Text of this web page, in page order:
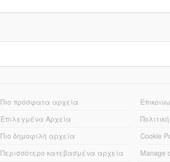
Πιο πρόσφατα αρχεία
Επιλεγμένα Αρχεία
Πιο δημοφιλή αρχεία
Περισσότερο κατεβασμένα αρχεία
Cookie
Manage